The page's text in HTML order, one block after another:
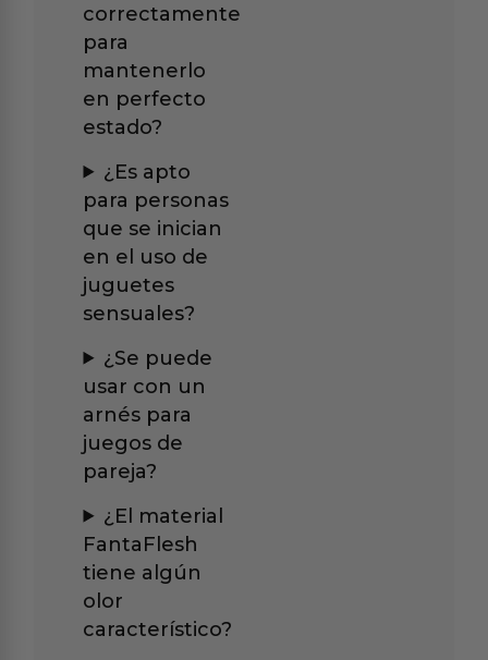
correctamente
para
mantenerlo
en perfecto
estado?
¿Es apto
para personas
que se inician
en el uso de
juguetes
sensuales?
¿Se puede
usar con un
arnés para
juegos de
pareja?
¿El material
FantaFlesh
tiene algún
olor
característico?